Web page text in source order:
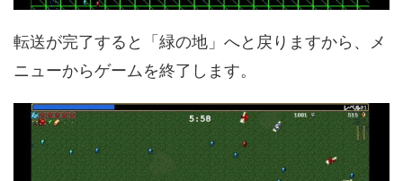
転送が完了すると「緑の地」へと戻りますから、メ
ニューからゲームを終了します。